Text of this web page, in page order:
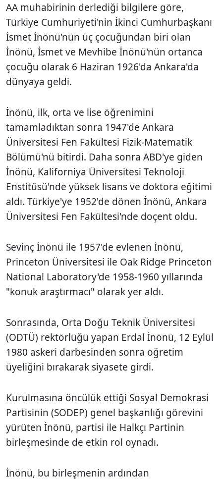
AA muhabirinin derlediği bilgilere göre,
Türkiye Cumhuriyeti'nin İkinci Cumhurbaşkanı
İsmet İnönü'nün üç çocuğundan biri olan
İnönü, İsmet ve Mevhibe İnönü'nün ortanca
çocuğu olarak 6 Haziran 1926'da Ankara'da
dünyaya geldi.
İnönü, ilk, orta ve lise öğrenimini
tamamladıktan sonra 1947'de Ankara
Üniversitesi Fen Fakültesi Fizik-Matematik
Bölümü'nü bitirdi. Daha sonra ABD'ye giden
İnönü, Kaliforniya Üniversitesi Teknoloji
Enstitüsü'nde yüksek lisans ve doktora eğitimi
aldı. Türkiye'ye 1952'de dönen İnönü, Ankara
Üniversitesi Fen Fakültesi'nde doçent oldu.
Sevinç İnönü ile 1957'de evlenen İnönü,
Princeton Üniversitesi ile Oak Ridge Princeton
National Laboratory'de 1958-1960 yıllarında
"konuk araştırmacı" olarak yer aldı.
Sonrasında, Orta Doğu Teknik Üniversitesi
(ODTÜ) rektörlüğü yapan Erdal İnönü, 12 Eylül
1980 askeri darbesinden sonra öğretim
üyeliğini bırakarak siyasete girdi.
Kurulmasına öncülük ettiği Sosyal Demokrasi
Partisinin (SODEP) genel başkanlığı görevini
yürüten İnönü, partisi ile Halkçı Partinin
birleşmesinde de etkin rol oynadı.
İnönü, bu birleşmenin ardından